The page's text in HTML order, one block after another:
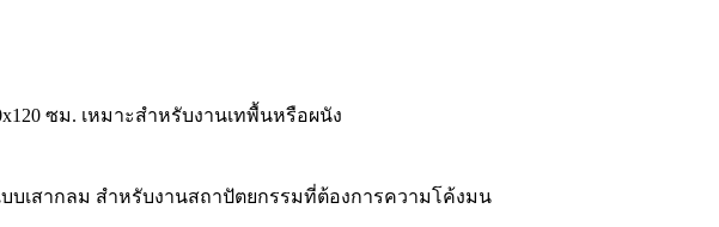
ซม. เหมาะสำหรับงานเทพื้นหรือผนัง
บเสากลม สำหรับงานสถาปัตยกรรมที่ต้องการความโค้งมน